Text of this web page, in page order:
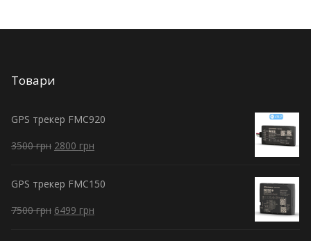
Товари
GPS трекер FMC920
3500грн 2800 грн
GPS трекер FMC150
7500грн 6499 грн